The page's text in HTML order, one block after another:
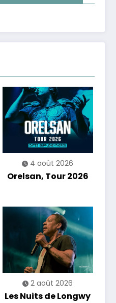
4 août 2026
Orelsan, Tour 2026
2 août 2026
Les Nuits de Longwy